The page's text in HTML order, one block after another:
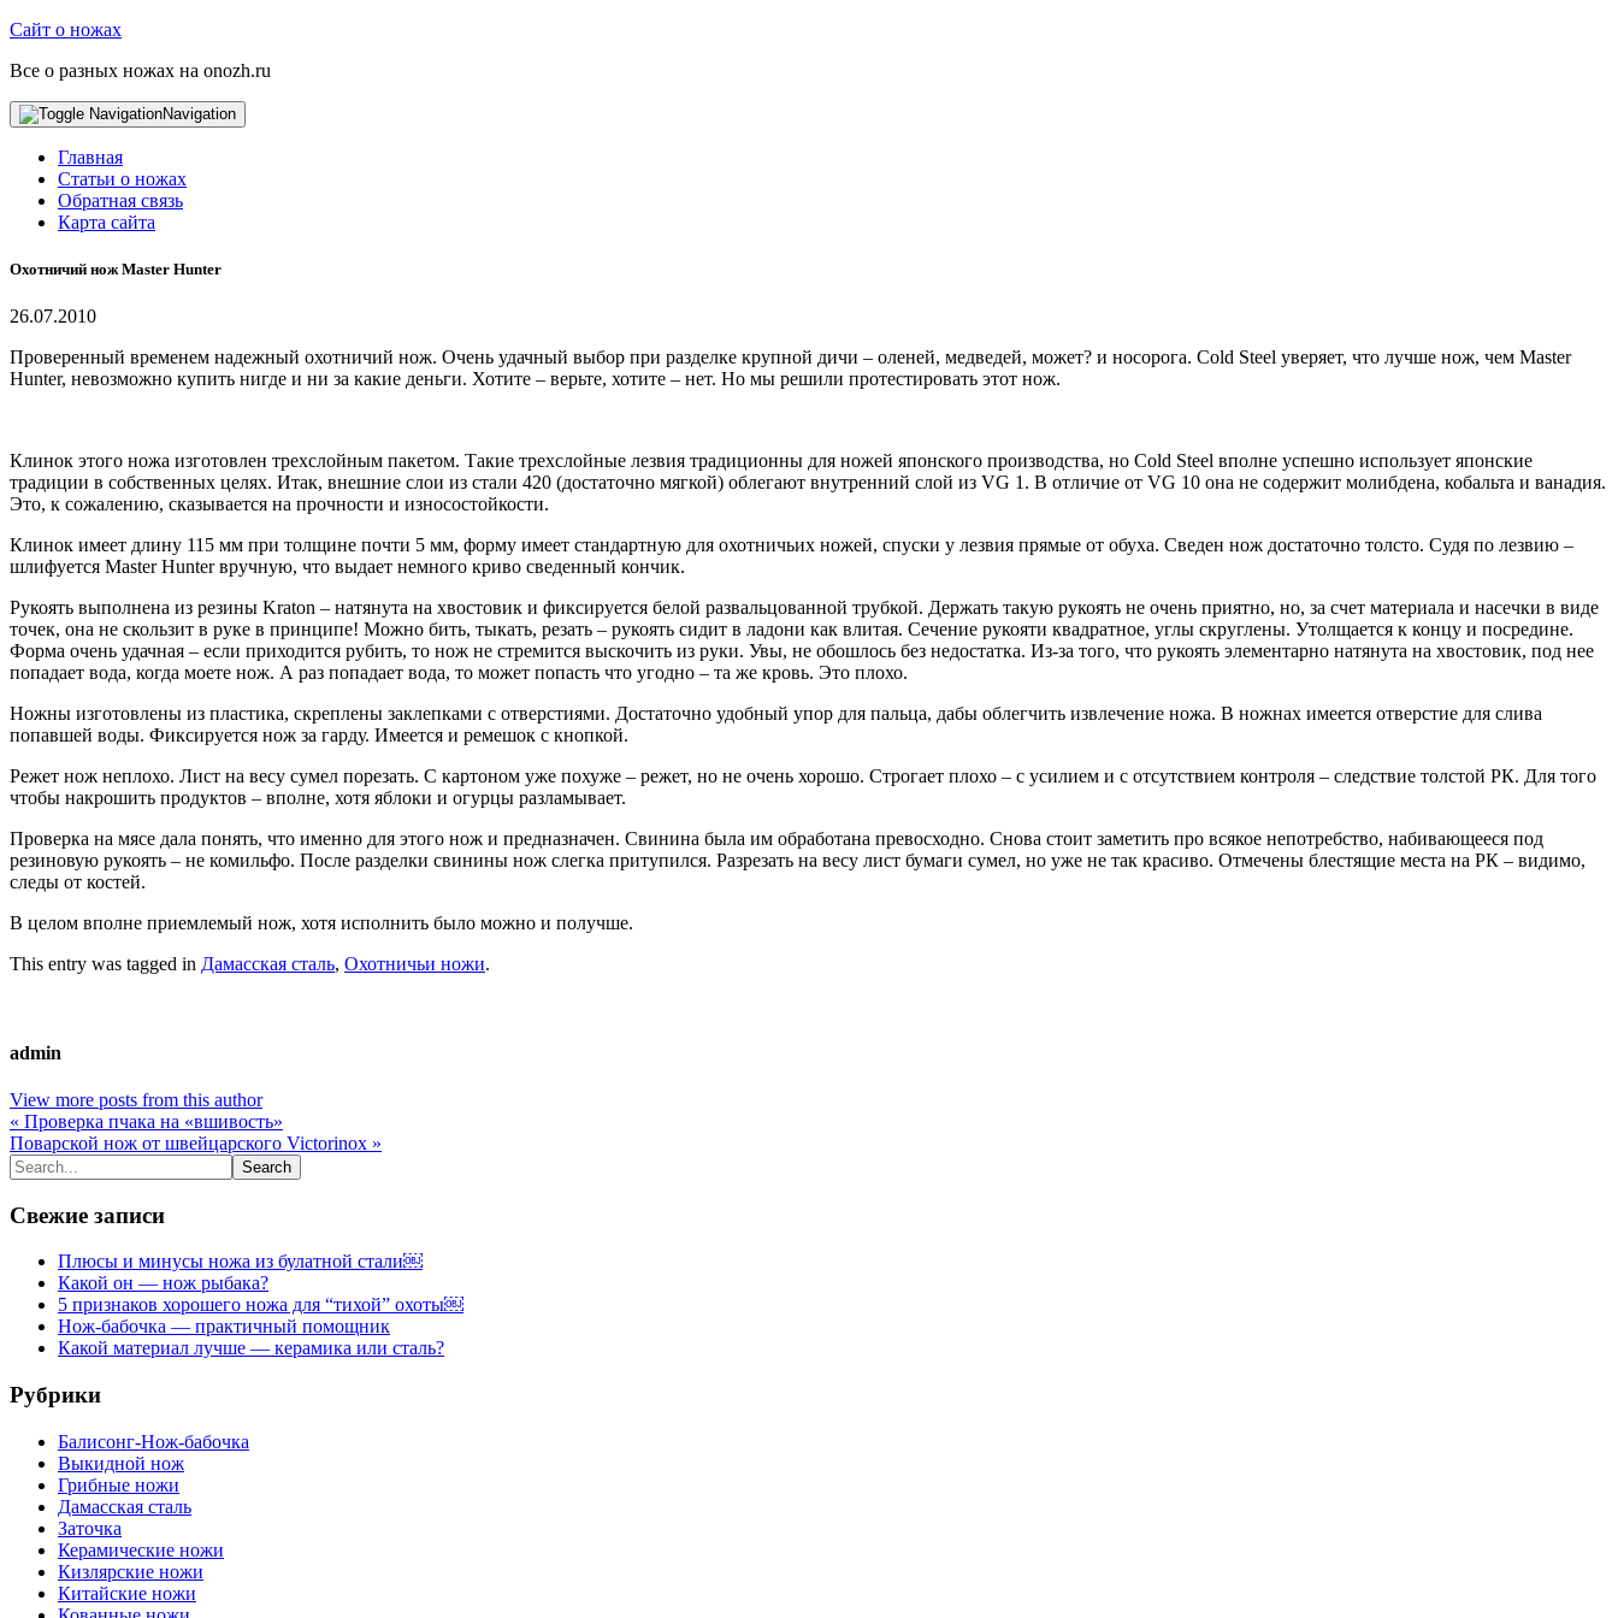
Сайт о ножах
Все о разных ножах на onozh.ru
Navigation
Главная
Статьи о ножах
Обратная связь
Карта сайта
Охотничий нож Master Hunter
26.07.2010
Проверенный временем надежный охотничий нож. Очень удачный выбор при разделке крупной дичи – оленей, медведей, может? и носорога. Cold Steel уверяет, что лучше нож, чем Master
Hunter, невозможно купить нигде и ни за какие деньги. Хотите – верьте, хотите – нет. Но мы решили протестировать этот нож.
Клинок этого ножа изготовлен трехслойным пакетом. Такие трехслойные лезвия традиционны для ножей японского производства, но Cold Steel вполне успешно использует японские
традиции в собственных целях. Итак, внешние слои из стали 420 (достаточно мягкой) облегают внутренний слой из VG 1. В отличие от VG 10 она не содержит молибдена, кобальта и ванадия.
Это, к сожалению, сказывается на прочности и износостойкости.
Клинок имеет длину 115 мм при толщине почти 5 мм, форму имеет стандартную для охотничьих ножей, спуски у лезвия прямые от обуха. Сведен нож достаточно толсто. Судя по лезвию –
шлифуется Master Hunter вручную, что выдает немного криво сведенный кончик.
Рукоять выполнена из резины Kraton – натянута на хвостовик и фиксируется белой развальцованной трубкой. Держать такую рукоять не очень приятно, но, за счет материала и насечки в виде
точек, она не скользит в руке в принципе! Можно бить, тыкать, резать – рукоять сидит в ладони как влитая. Сечение рукояти квадратное, углы скруглены. Утолщается к концу и посредине.
Форма очень удачная – если приходится рубить, то нож не стремится выскочить из руки. Увы, не обошлось без недостатка. Из-за того, что рукоять элементарно натянута на хвостовик, под нее
попадает вода, когда моете нож. А раз попадает вода, то может попасть что угодно – та же кровь. Это плохо.
Ножны изготовлены из пластика, скреплены заклепками с отверстиями. Достаточно удобный упор для пальца, дабы облегчить извлечение ножа. В ножнах имеется отверстие для слива
попавшей воды. Фиксируется нож за гарду. Имеется и ремешок с кнопкой.
Режет нож неплохо. Лист на весу сумел порезать. С картоном уже похуже – режет, но не очень хорошо. Строгает плохо – с усилием и с отсутствием контроля – следствие толстой РК. Для того
чтобы накрошить продуктов – вполне, хотя яблоки и огурцы разламывает.
Проверка на мясе дала понять, что именно для этого нож и предназначен. Свинина была им обработана превосходно. Снова стоит заметить про всякое непотребство, набивающееся под
резиновую рукоять – не комильфо. После разделки свинины нож слегка притупился. Разрезать на весу лист бумаги сумел, но уже не так красиво. Отмечены блестящие места на РК – видимо,
следы от костей.
В целом вполне приемлемый нож, хотя исполнить было можно и получше.
This entry was tagged in Дамасская сталь, Охотничьи ножи.
admin
View more posts from this author
« Проверка пчака на «вшивость»
Поварской нож от швейцарского Victorinox »
Свежие записи
Плюсы и минусы ножа из булатной стали￼
Какой он — нож рыбака?
5 признаков хорошего ножа для “тихой” охоты￼
Нож-бабочка — практичный помощник
Какой материал лучше — керамика или сталь?
Рубрики
Балисонг-Нож-бабочка
Выкидной нож
Грибные ножи
Дамасская сталь
Заточка
Керамические ножи
Кизлярские ножи
Китайские ножи